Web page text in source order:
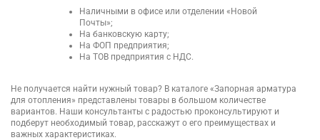
Наличными в офисе или отделении «Новой
Почты»;
На банковскую карту;
На ФОП предприятия;
На ТОВ предприятия с НДС.
Не получается найти нужный товар? В каталоге «Запорная арматура
для отопления» представлены товары в большом количестве
вариантов. Наши консультанты с радостью проконсультируют и
подберут необходимый товар, расскажут о его преимуществах и
важных характеристиках.